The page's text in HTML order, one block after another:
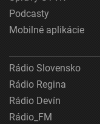
Podcasty
Mobilné aplikácie
Rádio Slovensko
Rádio Regina
Rádio Devín
Rádio_FM